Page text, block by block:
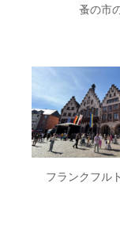
蚤の市
フランクフル